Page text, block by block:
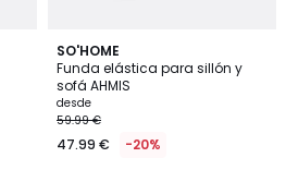
SO'HOME
Funda elástica para sillón y
sofá AHMIS
desde
59.99 €
47.99 € -20%
3,6
/ 5
4
Colores